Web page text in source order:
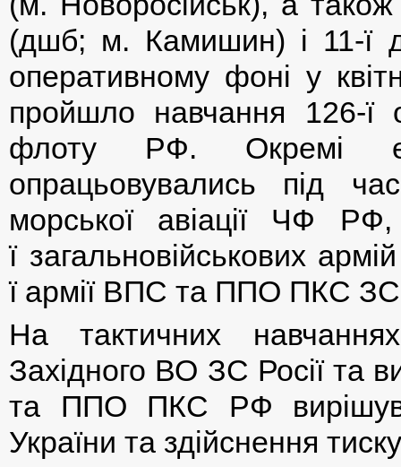
(дшб; м. Камишин) і 11-ї
оперативному фоні у
пройшло навчання 126-ї
флоту РФ. Окремі
опрацьовувались під
морської авіації ЧФ
ї загальновійськових
ї армії ВПС та ППО ПКС ЗС
На тактичних навчаннях
Західного ВО ЗС Росії та
та ППО ПКС РФ
України та здійснення